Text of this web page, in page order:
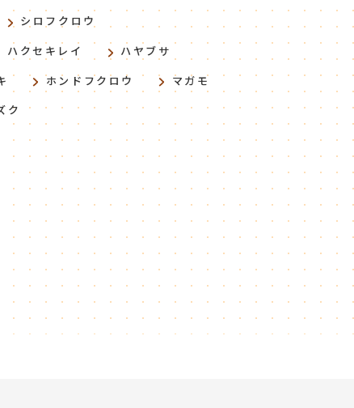
シロフクロウ
ハクセキレイ
ハヤブサ
ホンドフクロウ
マガモ
ク